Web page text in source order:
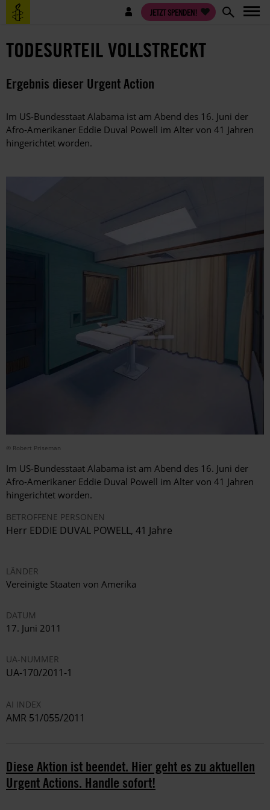
Direkt
zum
Benutzermenü JETZT SPENDEN!
TODESURTEIL VOLLSTRECKT
Ergebnis dieser Urgent Action
Im US-Bundesstaat Alabama ist am Abend des 16. Juni der
Afro-Amerikaner Eddie Duval Powell im Alter von 41 Jahren
hingerichtet worden.
© Robert Priseman
Im US-Bundesstaat Alabama ist am Abend des 16. Juni der
Afro-Amerikaner Eddie Duval Powell im Alter von 41 Jahren
hingerichtet worden.
BETROFFENE PERSONEN
Herr EDDIE DUVAL POWELL, 41 Jahre
LÄNDER
Vereinigte Staaten von Amerika
DATUM
17. Juni 2011
UA-NUMMER
UA-170/2011-1
AI INDEX
AMR 51/055/2011
Diese Aktion ist beendet. Hier geht es zu aktuellen
Urgent Actions. Handle sofort!